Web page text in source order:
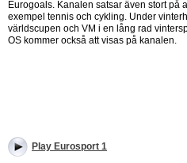
Eurogoals. Kanalen satsar även stort på
exempel tennis och cykling. Under
världscupen och VM i en lång rad
OS kommer också att visas på kanalen.
Play Eurosport 1